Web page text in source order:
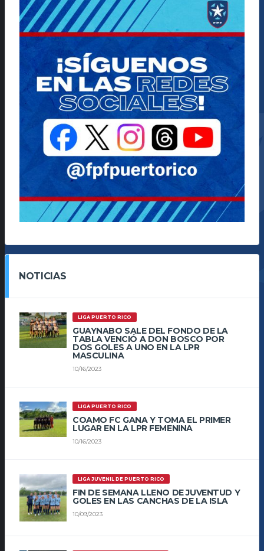
NOTICIAS
LIGA PUERTO RICO
GUAYNABO SALE DEL FONDO DE LA
TABLA VENCIÓ A DON BOSCO POR
DOS GOLES A UNO EN LA LPR
MASCULINA
10/16/2023
LIGA PUERTO RICO
COAMO FC GANA Y TOMA EL PRIMER
LUGAR EN LA LPR FEMENINA
10/16/2023
LIGA JUVENIL DE PUERTO RICO
FIN DE SEMANA LLENO DE JUVENTUD Y
GOLES EN LAS CANCHAS DE LA ISLA
10/09/2023